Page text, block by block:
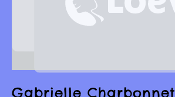
Gabrielle Charbonnet